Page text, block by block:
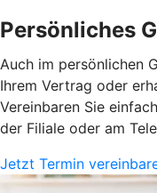
Persönliches
Auch im persönlichen
Ihrem Vertrag oder
Vereinbaren Sie
der Filiale oder am
Jetzt Termin